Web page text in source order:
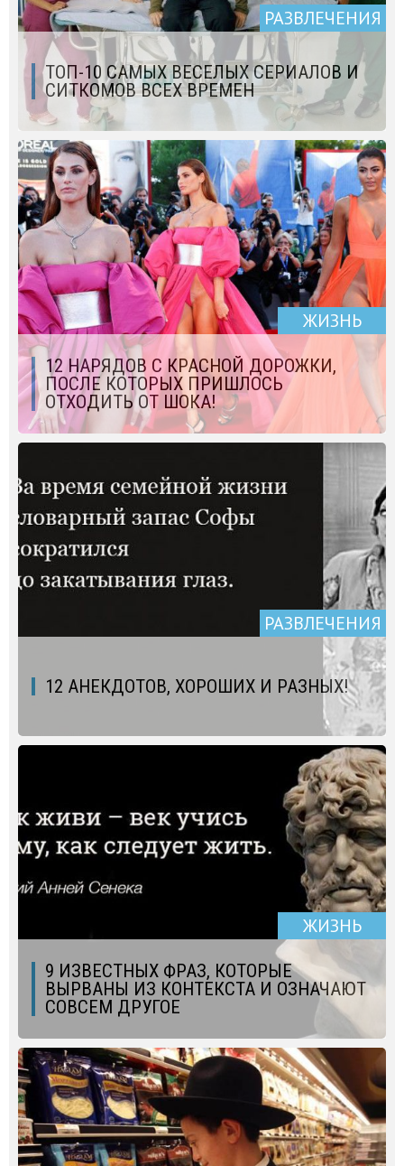
РАЗВЛЕЧЕНИЯ
ТОП-10 САМЫХ ВЕСЕЛЫХ СЕРИАЛОВ И
СИТКОМОВ ВСЕХ ВРЕМЕН
ЖИЗНЬ
12 НАРЯДОВ С КРАСНОЙ ДОРОЖКИ,
ПОСЛЕ КОТОРЫХ ПРИШЛОСЬ
ОТХОДИТЬ ОТ ШОКА!
РАЗВЛЕЧЕНИЯ
12 АНЕКДОТОВ, ХОРОШИХ И РАЗНЫХ!
ЖИЗНЬ
9 ИЗВЕСТНЫХ ФРАЗ, КОТОРЫЕ
ВЫРВАНЫ ИЗ КОНТЕКСТА И ОЗНАЧАЮТ
СОВСЕМ ДРУГОЕ